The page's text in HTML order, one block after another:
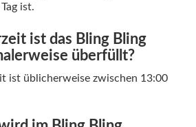
ist.
ist das Bling Bling
überfüllt?
ist üblicherweise zwischen 13:00